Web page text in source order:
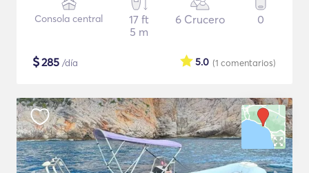
Consola central
17 ft
5 m
6 Crucero 0
$285 /día (1 comentarios)
5.0